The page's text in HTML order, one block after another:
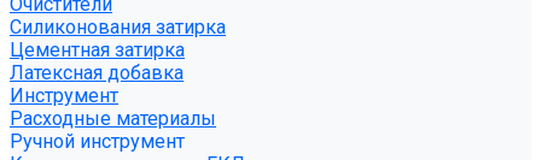
Силиконования затирка
Цементная затирка
Латексная добавка
Инструмент
Расходные материалы
Ручной инструмент